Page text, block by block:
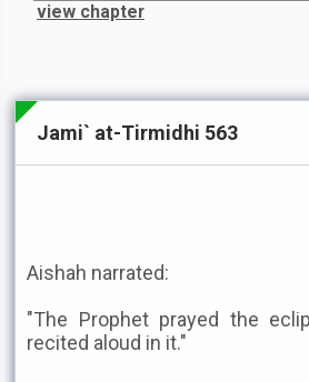
view chapter
Jami` at-Tirmidhi 563
Aishah narrated:
"The Prophet prayed the
recited aloud in it."